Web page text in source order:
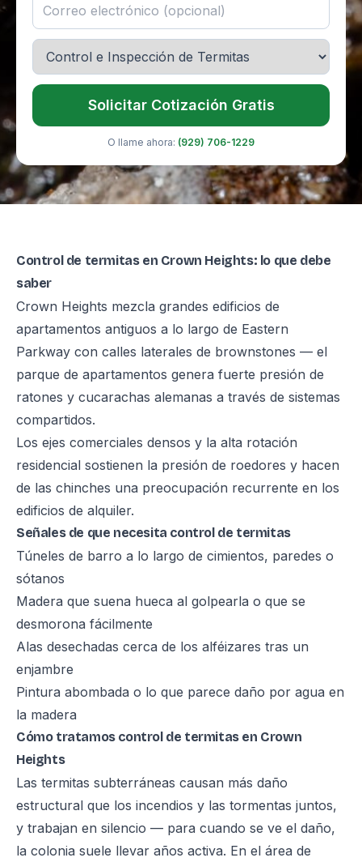
Solicitar Cotización Gratis
O llame ahora: (929) 706-1229
Control de termitas en Crown Heights: lo que debe
saber
Crown Heights mezcla grandes edificios de
apartamentos antiguos a lo largo de Eastern
Parkway con calles laterales de brownstones — el
parque de apartamentos genera fuerte presión de
ratones y cucarachas alemanas a través de sistemas
compartidos.
Los ejes comerciales densos y la alta rotación
residencial sostienen la presión de roedores y hacen
de las chinches una preocupación recurrente en los
edificios de alquiler.
Señales de que necesita control de termitas
Túneles de barro a lo largo de cimientos, paredes o
sótanos
Madera que suena hueca al golpearla o que se
desmorona fácilmente
Alas desechadas cerca de los alféizares tras un
enjambre
Pintura abombada o lo que parece daño por agua en
la madera
Cómo tratamos control de termitas en Crown
Heights
Las termitas subterráneas causan más daño
estructural que los incendios y las tormentas juntos,
y trabajan en silencio — para cuando se ve el daño,
la colonia suele llevar años activa. En el área de